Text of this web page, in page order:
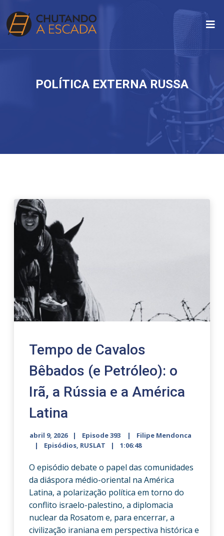
POLÍTICA EXTERNA RUSSA
Tempo de Cavalos
Bêbados (e Petróleo): o
Irã, a Rússia e a América
Latina
abril 9, 2026 Episode 393
Filipe Mendonca
Episódios, RUSLAT 1:06:48
O episódio debate o papel das comunidades
da diáspora médio-oriental na América
Latina, a polarização política em torno do
conflito israelo-palestino, a diplomacia
nuclear da Rosatom e, para encerrar, a
civilização iraniana em perspectiva histórica e